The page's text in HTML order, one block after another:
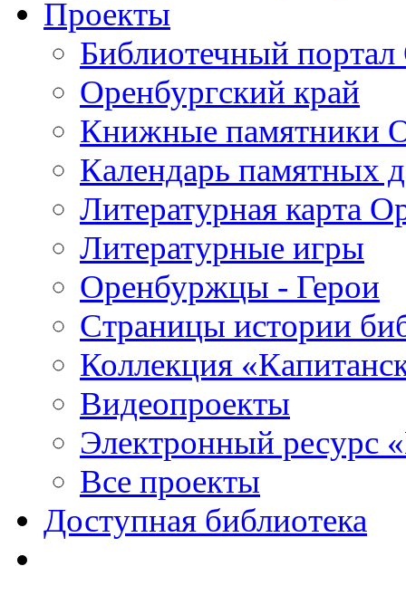
Проекты
Библиотечный портал
Оренбургский край
Книжные памятники
Календарь памятных
Литературная карта
Литературные игры
Оренбуржцы - Герои
Страницы истории
Коллекция
Видеопроекты
Электронный ресурс
Все проекты
Доступная библиотека